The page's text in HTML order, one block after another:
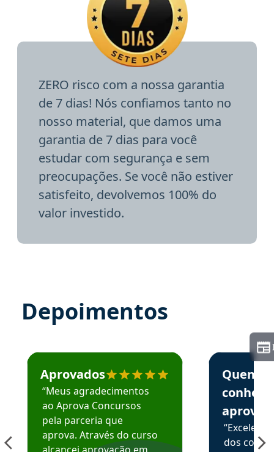
ZERO risco com a nossa garantia
de 7 dias! Nós confiamos tanto no
nosso material, que damos uma
garantia de 7 dias para você
estudar com segurança e sem
preocupações. Se você não estiver
satisfeito, devolvemos 100% do
valor investido.
Depoimentos
Estudante José recomenda o Aprova Concursos em
Aprovados
“Meus agradecimentos
ao Aprova Concursos
pela parceria que
aprova. Através do curso
Estudante
Quem
aprova
dos